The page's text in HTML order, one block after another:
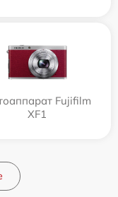
Fujifilm
XF1